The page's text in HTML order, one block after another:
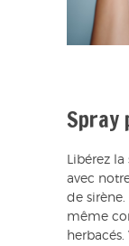
Spray
Libérez
avec
de
même